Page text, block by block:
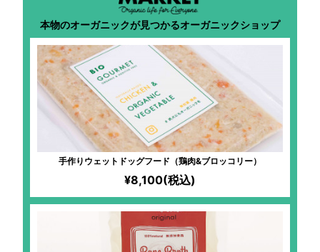
本物のオーガニックが見つかるオーガニックショップ
手作りウェットドッグフード（鶏肉&ブロッコリー）
¥8,100(税込)